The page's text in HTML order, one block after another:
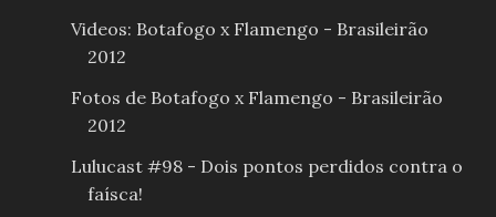
Videos: Botafogo x Flamengo - Brasileirão
2012
Fotos de Botafogo x Flamengo - Brasileirão
2012
Lulucast #98 - Dois pontos perdidos contra o
faísca!